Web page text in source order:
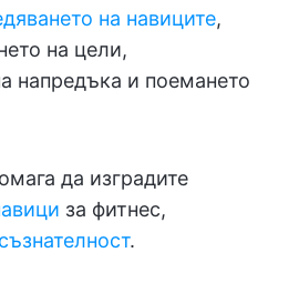
на навиците,
на цели,
напредъка и поемането
да изградите
за фитнес,
съзнателност.